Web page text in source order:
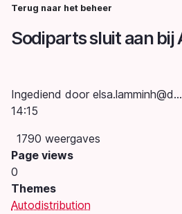
Overslaan
naar
Terug naar het beheer
Ingediend door elsa.lamminh@d…
14:15
1790 weergaves
Page views
0
Themes
Autodistribution